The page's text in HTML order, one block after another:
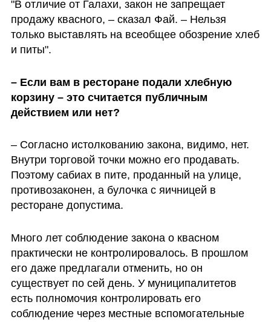
"В отличие от Галахи, закон не запрещает
продажу квасного, – сказал Фай. – Нельзя
только выставлять на всеобщее обозрение хлеб
и питы".
– Если вам в ресторане подали хлебную
корзину – это считается публичным
действием или нет?
– Согласно истолкованию закона, видимо, нет.
Внутри торговой точки можно его продавать.
Поэтому сабиах в пите, проданный на улице,
противозаконен, а булочка с яичницей в
ресторане допустима.
Много лет соблюдение закона о квасном
практически не контролировалось. В прошлом
его даже предлагали отменить, но он
существует по сей день. У муниципалитетов
есть полномочия контролировать его
соблюдение через местные вспомогательные